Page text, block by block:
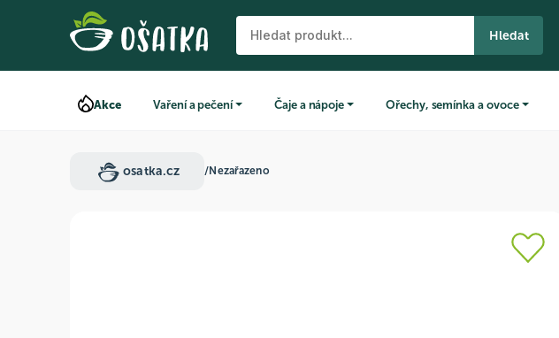
Hledat
Akce Vaření a pečení Čaje a nápoje Ořechy, semínka a ovoce
osatka.cz /Nezařazeno